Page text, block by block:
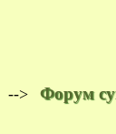
--> Форум